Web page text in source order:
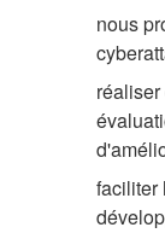
nous
faciliter